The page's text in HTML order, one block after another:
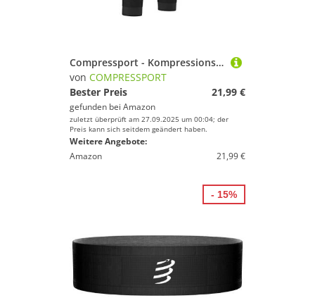
Compressport - Kompressions-Wadenbandage – R2V2 – Muskelschutz, Leistung und Erholung für Sport – Ultraleicht und Antistatig – Laufen, Radfahren, Trail und Triathlon, 30-34
von COMPRESSPORT
Bester Preis
21,99 €
gefunden bei Amazon
zuletzt überprüft am 27.09.2025 um 00:04; der
Preis kann sich seitdem geändert haben.
Weitere Angebote:
Amazon
21,99 €
- 15%